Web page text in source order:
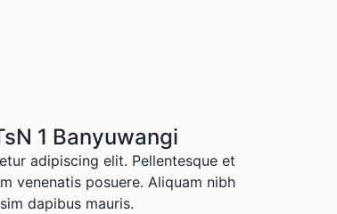
1 Banyuwangi
adipiscing elit. Pellentesque et
venenatis posuere. Aliquam nibh
dapibus mauris.